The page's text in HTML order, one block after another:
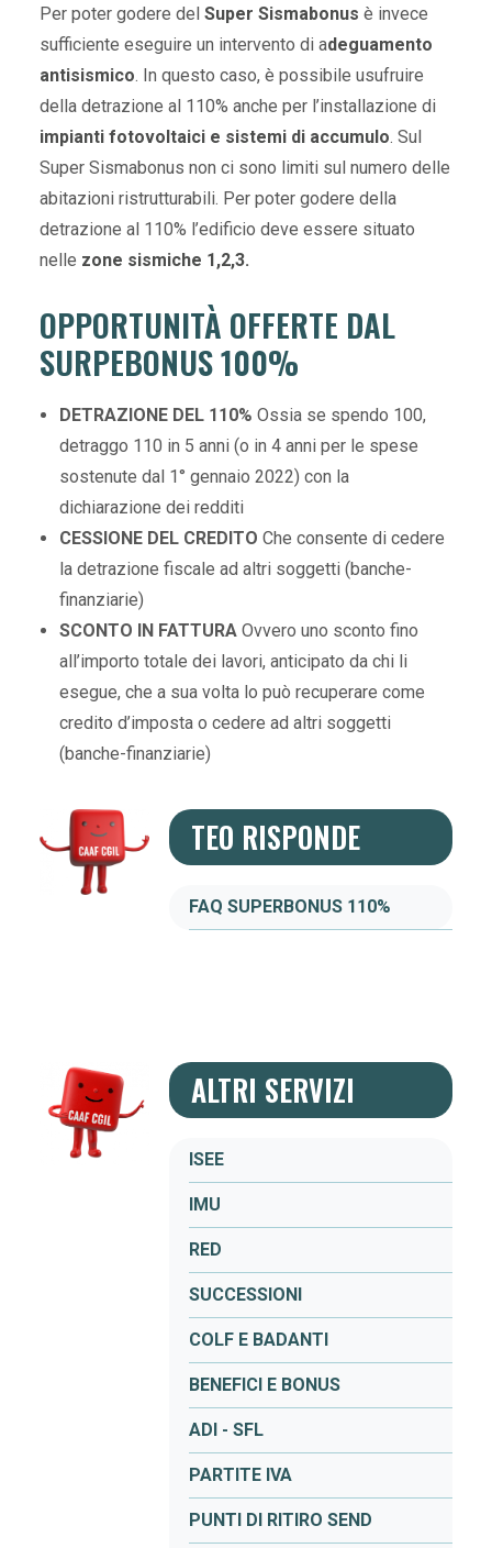
Per poter godere del Super Sismabonus è invece
sufficiente eseguire un intervento di adeguamento
antisismico. In questo caso, è possibile usufruire
della detrazione al 110% anche per l’installazione di
impianti fotovoltaici e sistemi di accumulo. Sul
Super Sismabonus non ci sono limiti sul numero delle
abitazioni ristrutturabili. Per poter godere della
detrazione al 110% l’edificio deve essere situato
nelle zone sismiche 1,2,3.
OPPORTUNITÀ OFFERTE DAL
SURPEBONUS 100%
DETRAZIONE DEL 110% Ossia se spendo 100,
detraggo 110 in 5 anni (o in 4 anni per le spese
sostenute dal 1° gennaio 2022) con la
dichiarazione dei redditi
CESSIONE DEL CREDITO Che consente di cedere
la detrazione fiscale ad altri soggetti (banche-
finanziarie)
SCONTO IN FATTURA Ovvero uno sconto fino
all’importo totale dei lavori, anticipato da chi li
esegue, che a sua volta lo può recuperare come
credito d’imposta o cedere ad altri soggetti
(banche-finanziarie)
TEO RISPONDE
FAQ SUPERBONUS 110%
ALTRI SERVIZI
ISEE
IMU
RED
SUCCESSIONI
COLF E BADANTI
BENEFICI E BONUS
ADI - SFL
PARTITE IVA
PUNTI DI RITIRO SEND